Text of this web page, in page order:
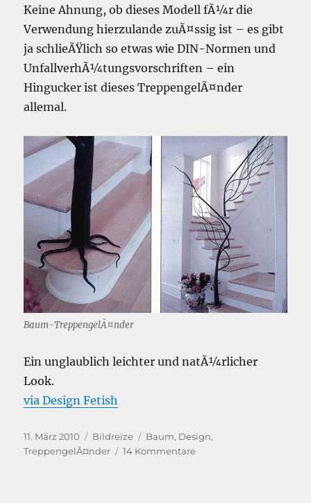
Keine Ahnung, ob dieses Modell fÃ¼r die
Verwendung hierzulande zuÃ¤ssig ist – es gibt
ja schlieÃŸlich so etwas wie DIN-Normen und
UnfallverhÃ¼tungsvorschriften – ein
Hingucker ist dieses TreppengelÃ¤nder
allemal.
Baum-TreppengelÃ¤nder
Ein unglaublich leichter und natÃ¼rlicher
Look.
via Design Fetish
Veröffentlicht
am
11. März 2010 Kategorien
Bildreize Schlagwörter
Baum, Design,
TreppengelÃ¤nder
14 Kommentarezu